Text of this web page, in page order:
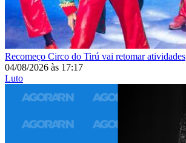
Recomeço Circo do Tirú vai retomar atividades
04/08/2026 às 17:17
Luto